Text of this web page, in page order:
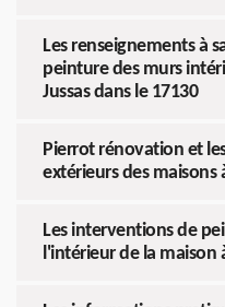
Les renseignements à
peinture des murs
Jussas dans le 17130
Pierrot rénovation et
extérieurs des maisons
Les interventions de
l'intérieur de la maison